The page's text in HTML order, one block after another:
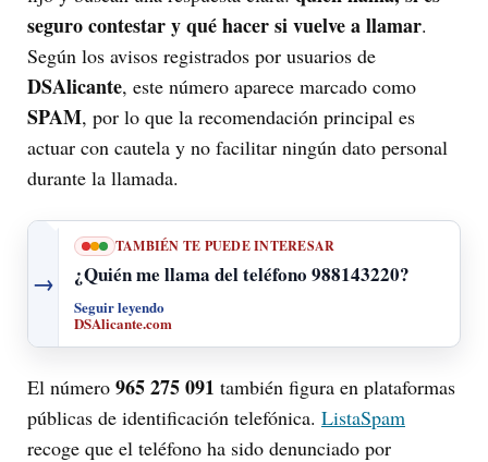
seguro contestar y qué hacer si vuelve a llamar.
Según los avisos registrados por usuarios de
DSAlicante, este número aparece marcado como
SPAM, por lo que la recomendación principal es
actuar con cautela y no facilitar ningún dato personal
durante la llamada.
→
TAMBIÉN TE PUEDE INTERESAR
¿Quién me llama del teléfono 988143220?
Seguir leyendo
DSAlicante.com
El número 965 275 091 también figura en plataformas
públicas de identificación telefónica. ListaSpam
recoge que el teléfono ha sido denunciado por